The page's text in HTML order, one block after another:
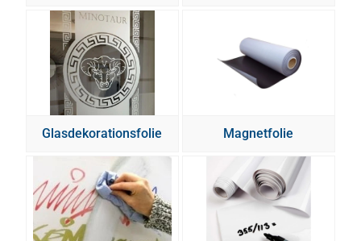
Glasdekorationsfolie Magnetfolie